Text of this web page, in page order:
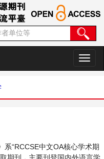
切
换
系“RCCSE中文OA核心学术期